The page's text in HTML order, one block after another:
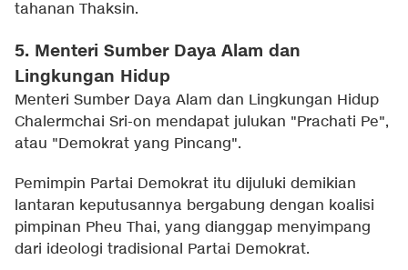
tahanan Thaksin.
5. Menteri Sumber Daya Alam dan
Lingkungan Hidup
Menteri Sumber Daya Alam dan Lingkungan Hidup
Chalermchai Sri-on mendapat julukan "Prachati Pe",
atau "Demokrat yang Pincang".
Pemimpin Partai Demokrat itu dijuluki demikian
lantaran keputusannya bergabung dengan koalisi
pimpinan Pheu Thai, yang dianggap menyimpang
dari ideologi tradisional Partai Demokrat.